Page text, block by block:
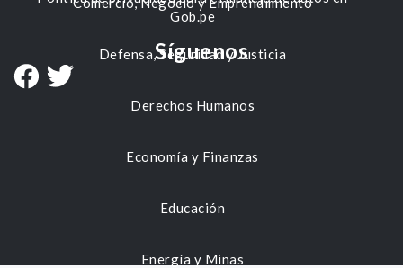
Defensa, Seguridad y Justicia
Derechos Humanos
Economía y Finanzas
Educación
Energía y Minas
Gob.pe
Síguenos